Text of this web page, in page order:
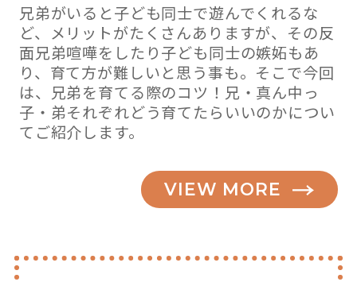
兄弟がいると子ども同士で遊んでくれるな
ど、メリットがたくさんありますが、その反
面兄弟喧嘩をしたり子ども同士の嫉妬もあ
り、育て方が難しいと思う事も。そこで今回
は、兄弟を育てる際のコツ！兄・真ん中っ
子・弟それぞれどう育てたらいいのかについ
てご紹介します。
VIEW MORE